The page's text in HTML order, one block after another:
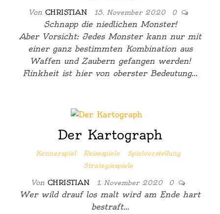
Von CHRISTIAN 15. November 2020 0
Schnapp die niedlichen Monster!
Aber Vorsicht: Jedes Monster kann nur mit
einer ganz bestimmten Kombination aus
Waffen und Zaubern gefangen werden!
Flinkheit ist hier von oberster Bedeutung…
Der Kartograph
Kennerspiel Reisespiele
Spielvorstellung
Strategiespiele
Von CHRISTIAN 1. November 2020 0
Wer wild drauf los malt wird am Ende hart
bestraft…